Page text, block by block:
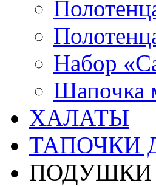
Набор
Шапочка
ХАЛАТЫ
ТАПОЧКИ
ПОДУШКИ